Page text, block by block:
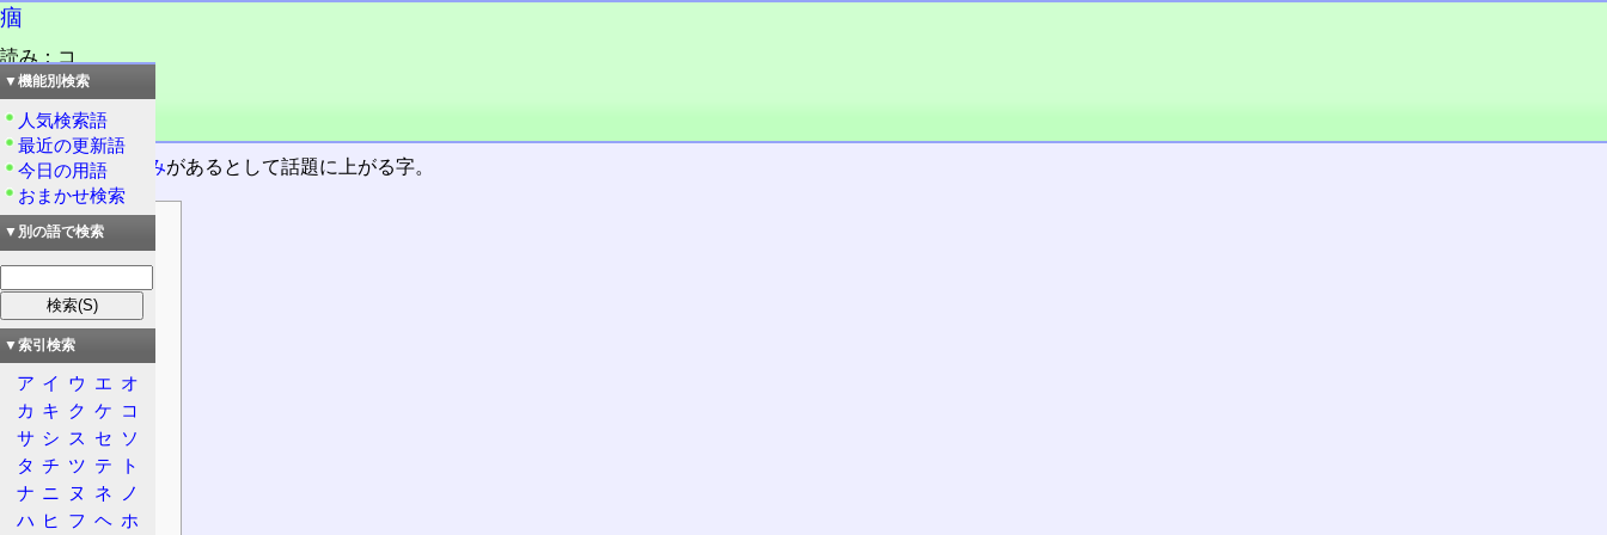
痼
読み：コ
読み：ク
読み：しこり
品詞：慣用単漢字
時に、長い 訓読みがあるとして話題に上がる字。
目次
情報
漢字
意義
概要
大漢和辞典
康熙字典
日本語
発音
熟語
▼機能別検索
人気検索語
最近の更新語
今日の用語
おまかせ検索
▼別の語で検索
▼索引検索
ア イ ウ エ オ
カ キ ク ケ コ
サ シ ス セ ソ
タ チ ツ テ
ト
ナ ニ ヌ ネ
ノ
ハ ヒ フ ヘ ホ